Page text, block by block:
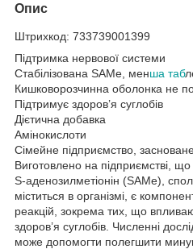
Опис
Штрихкод: 733739001399
Підтримка нервової системи
Стабілізована SAMe, менша таб
Кишковорозчинна оболонка не
Підтримує здоров’я суглобів
Дієтична добавка
Амінокислоти
Сімейне підприємство,
Виготовлено на підприємстві,
S-аденозилметіонін (SAMe),
міститься в організмі, є
реакцій, зокрема тих, що
здоров’я суглобів. Численні
може допомогти полегшити